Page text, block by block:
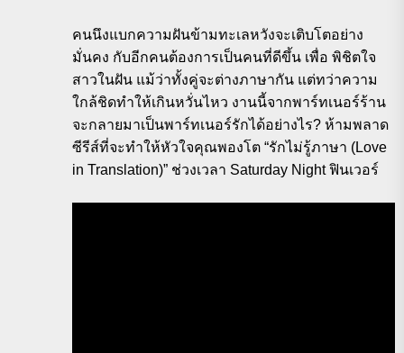
คนนึงแบกความฝันข้ามทะเลหวังจะเติบโตอย่าง
มั่นคง กับอีกคนต้องการเป็นคนที่ดีขึ้น เพื่อ พิชิตใจ
สาวในฝัน แม้ว่าทั้งคู่จะต่างภาษากัน แต่ทว่าความ
ใกล้ชิดทำให้เกินหวั่นไหว งานนี้จากพาร์ทเนอร์ร้าน
จะกลายมาเป็นพาร์ทเนอร์รักได้อย่างไร? ห้ามพลาด
ซีรีส์ที่จะทำให้หัวใจคุณพองโต “รักไม่รู้ภาษา (Love
in Translation)” ช่วงเวลา Saturday Night ฟินเวอร์